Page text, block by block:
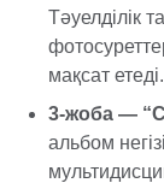
Тәуелділік
мақсат етеді.
3-жоба —
альбом